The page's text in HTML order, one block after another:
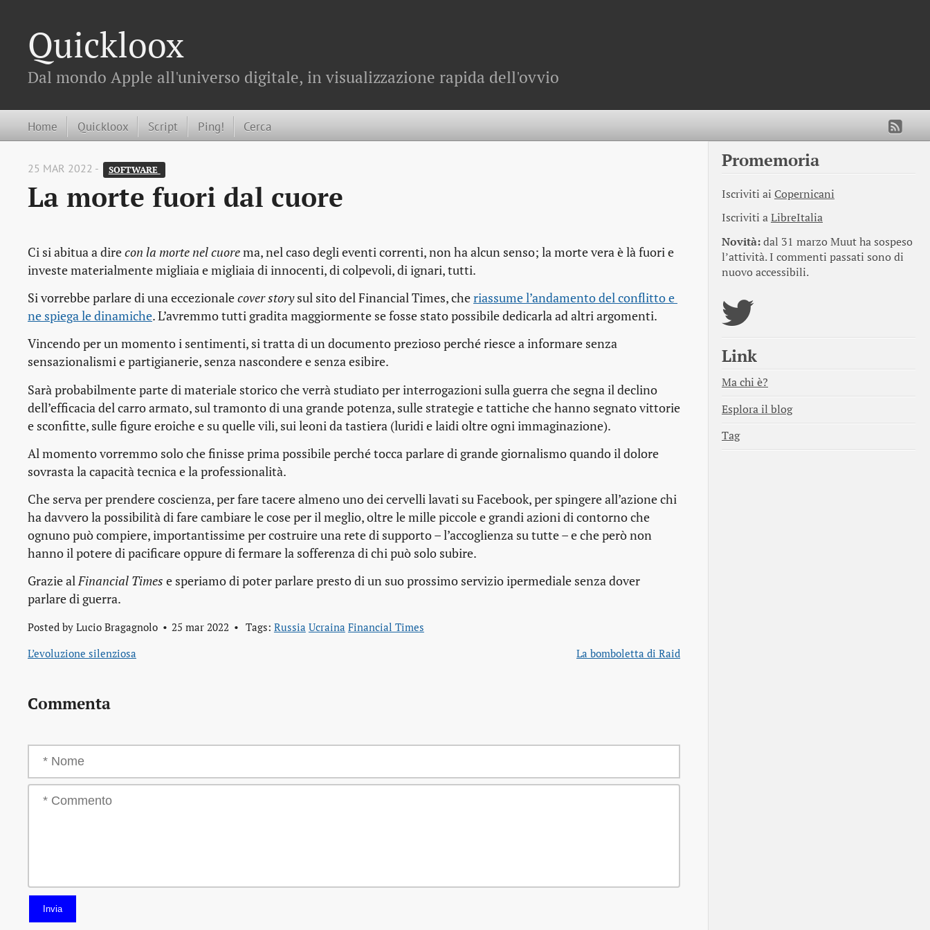
Quickloox
Dal mondo Apple all'universo digitale, in visualizzazione rapida dell'ovvio
Home Quickloox Script Ping! Cerca
25 MAR 2022 - SOFTWARE
La morte fuori dal cuore
Ci si abitua a direcon la morte nel cuorema, nel caso degli eventi correnti, non ha alcun senso; la morte vera è là fuori e
investe materialmente migliaia e migliaia di innocenti, di colpevoli, di ignari, tutti.
Si vorrebbe parlare di una eccezionalecover storysul sito del Financial Times, cheriassume l’andamento del conflitto e
ne spiega le dinamiche. L’avremmo tutti gradita maggiormente se fosse stato possibile dedicarla ad altri argomenti.
Vincendo per un momento i sentimenti, si tratta di un documento prezioso perché riesce a informare senza
sensazionalismi e partigianerie, senza nascondere e senza esibire.
Sarà probabilmente parte di materiale storico che verrà studiato per interrogazioni sulla guerra che segna il declino
dell’efficacia del carro armato, sul tramonto di una grande potenza, sulle strategie e tattiche che hanno segnato vittorie
e sconfitte, sulle figure eroiche e su quelle vili, sui leoni da tastiera (luridi e laidi oltre ogni immaginazione).
Al momento vorremmo solo che finisse prima possibile perché tocca parlare di grande giornalismo quando il dolore
sovrasta la capacità tecnica e la professionalità.
Che serva per prendere coscienza, per fare tacere almeno uno dei cervelli lavati su Facebook, per spingere all’azione chi
ha davvero la possibilità di fare cambiare le cose per il meglio, oltre le mille piccole e grandi azioni di contorno che
ognuno può compiere, importantissime per costruire una rete di supporto – l’accoglienza su tutte – e che però non
hanno il potere di pacificare oppure di fermare la sofferenza di chi può solo subire.
Grazie alFinancial Times e speriamo di poter parlare presto di un suo prossimo servizio ipermediale senza dover
parlare di guerra.
Posted by Lucio Bragagnolo 25 mar 2022 Tags: Russia Ucraina Financial Times
L’evoluzione silenziosa
La bomboletta di Raid
Commenta
Invia
Promemoria
Iscriviti ai Copernicani
Iscriviti aLibreItalia
Novità:dal 31 marzo Muut ha sospeso
l’attività. I commenti passati sono di
nuovo accessibili.
Link
Ma chi è?
Esplora il blog
Tag